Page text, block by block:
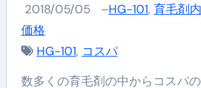
2018/05/05 –HG-101, 育毛剤
価格
HG-101, コスパ
数多くの育毛剤の中からコスパの良い育毛剤を探